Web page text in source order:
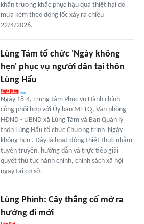
khẩn trương khắc phục hậu quả thiệt hại do
mưa kèm theo dông lốc xảy ra chiều
22/4/2026.
Lùng Tám tổ chức 'Ngày không
hẹn' phục vụ người dân tại thôn
Lùng Hẩu
Ngày 18-4, Trung tâm Phục vụ Hành chính
công phối hợp với Ủy ban MTTQ, Văn phòng
HĐND - UBND xã Lùng Tám và Ban Quản lý
thôn Lùng Hẩu tổ chức Chương trình 'Ngày
không hẹn'. Đây là hoạt động thiết thực nhằm
tuyên truyền, hướng dẫn và trực tiếp giải
quyết thủ tục hành chính, chính sách xã hội
ngay tại cơ sở.
Lùng Phình: Cây thắng cố mở ra
hướng đi mới